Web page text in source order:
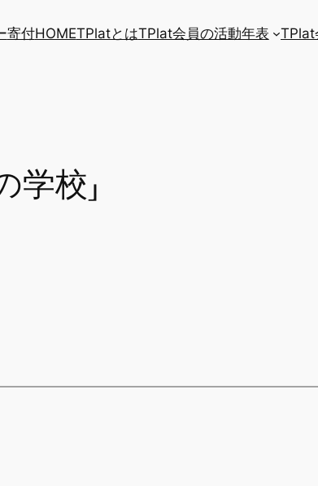
寄付HOMETPlatとはTPlat会員の活動年表 TPlat
校」